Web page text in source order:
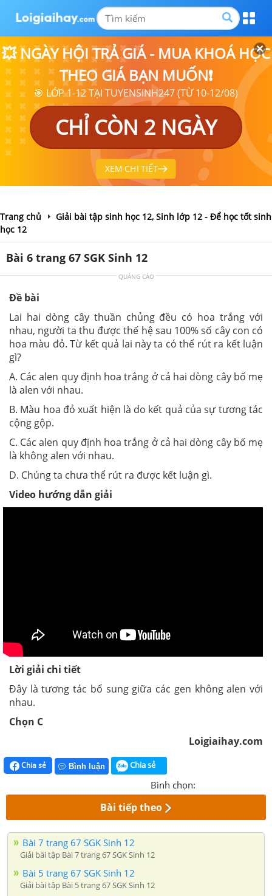
💥 NGÀY HỘI TRẢ GIÁ - MUA KHOÁ HỌC
THEO GIÁ BẠN MUỐN❗
🎯 LỚP 1-12 TẠI TUYENSINH247 (TỪ 10-12/08)
CHỈ CÒN 2 NGÀY
XEM CHI TIẾT
Trang chủ
Giải bài tập sinh học 12, Sinh lớp 12 - Để học tốt sinh
học 12
Bài 6 trang 67 SGK Sinh 12
QUẢNG CÁO
Đề bài
Lai hai dòng cây thuần chủng đều có hoa trắng với
nhau, người ta thu được thế hệ sau 100% số cây con có
hoa màu đỏ. Từ kết quả lai này ta có thể rút ra kết luận
gì?
A. Các alen quy định hoa trắng ở cả hai dòng cây bố mẹ
là alen với nhau.
B. Màu hoa đỏ xuất hiện là do kết quả của sự tương tác
cộng gộp.
C. Các alen quy định hoa trắng ở cả hai dòng cây bố mẹ
là không alen với nhau.
D. Chúng ta chưa thể rút ra được kết luận gì.
Video hướng dẫn giải
Lời giải chi tiết
Đây là tương tác bổ sung giữa các gen không alen với
nhau.
Chọn C
Loigiaihay.com
Chia sẻ Bình luận Chia sẻ
Bình chọn:
Bài tiếp theo
Bài 7 trang 67 SGK Sinh 12
Giải bài tập Bài 7 trang 67 SGK Sinh 12
Bài 5 trang 67 SGK Sinh 12
Giải bài tập Bài 5 trang 67 SGK Sinh 12